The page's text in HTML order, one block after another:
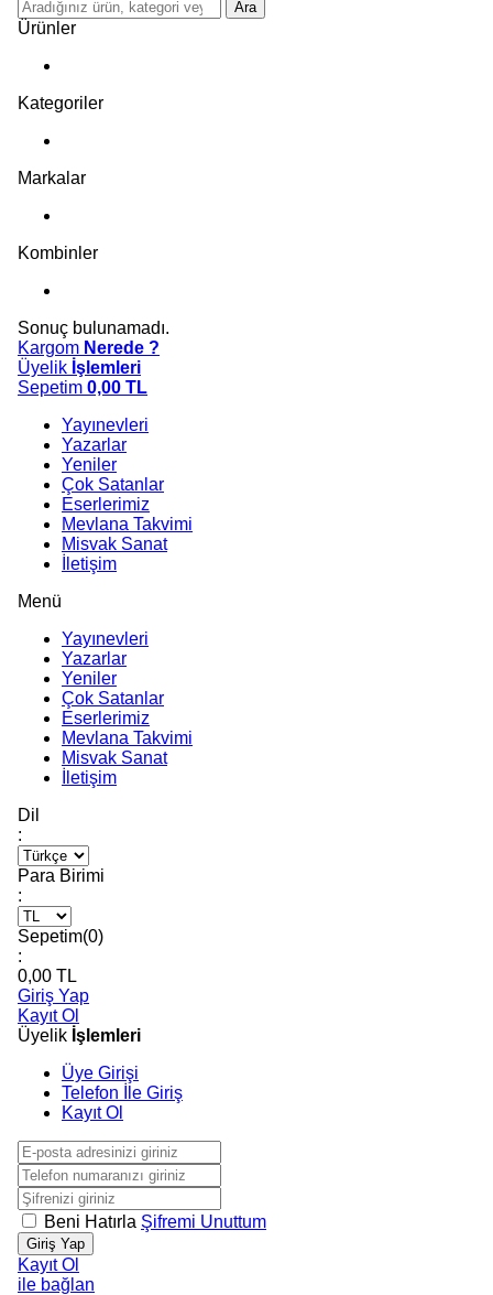
Ara
Ürünler
Kategoriler
Markalar
Kombinler
Sonuç bulunamadı.
Kargom Nerede ?
Üyelik İşlemleri
Sepetim 0,00 TL
Yayınevleri
Yazarlar
Yeniler
Çok Satanlar
Eserlerimiz
Mevlana Takvimi
Misvak Sanat
İletişim
Menü
Yayınevleri
Yazarlar
Yeniler
Çok Satanlar
Eserlerimiz
Mevlana Takvimi
Misvak Sanat
İletişim
Dil
:
Para Birimi
:
Sepetim(0)
:
0,00 TL
Giriş Yap
Kayıt Ol
Üyelik İşlemleri
Üye Girişi
Telefon İle Giriş
Kayıt Ol
Beni Hatırla Şifremi Unuttum
Giriş Yap
Kayıt Ol
ile bağlan